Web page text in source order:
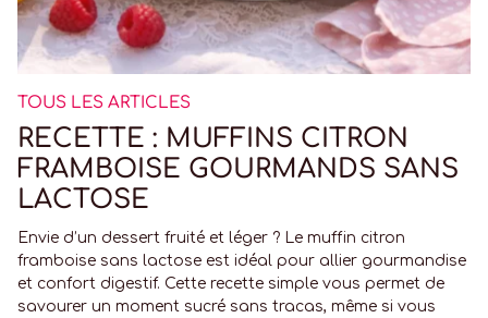
TOUS LES ARTICLES
RECETTE : MUFFINS CITRON
FRAMBOISE GOURMANDS SANS
LACTOSE
Envie d’un dessert fruité et léger ? Le muffin citron
framboise sans lactose est idéal pour allier gourmandise
et confort digestif. Cette recette simple vous permet de
savourer un moment sucré sans tracas, même si vous